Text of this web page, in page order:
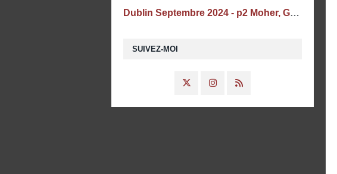
SUIVEZ-MOI
Dublin Septembre 2024 - p2 Moher, Galway et claquettes